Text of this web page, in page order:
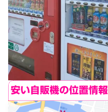
安い自販機の位置情報